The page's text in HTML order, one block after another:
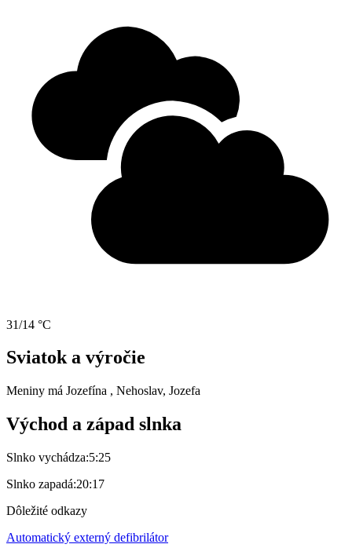
31/14 °C
Sviatok a výročie
Meniny má Jozefína , Nehoslav, Jozefa
Východ a západ slnka
Slnko vychádza:5:25
Slnko zapadá:20:17
Dôležité odkazy
Automatický externý defibrilátor